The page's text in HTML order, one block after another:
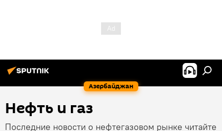
Азербайджан
Нефть и газ
Последние новости о нефтегазовом рынке читайте